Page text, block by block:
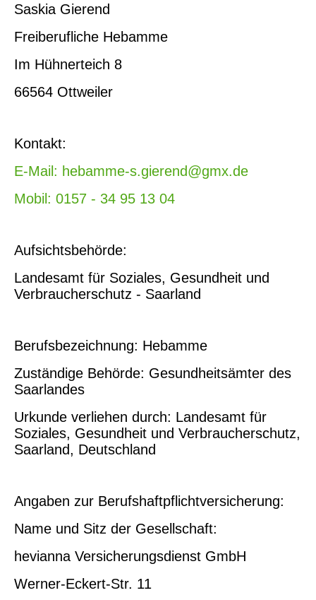
Saskia Gierend
Freiberufliche Hebamme
Im Hühnerteich 8
66564 Ottweiler
Kontakt:
E-Mail: hebamme-s.gierend@gmx.de
Mobil: 0157 - 34 95 13 04
Aufsichtsbehörde:
Landesamt für Soziales, Gesundheit und
Verbraucherschutz - Saarland
Berufsbezeichnung: Hebamme
Zuständige Behörde: Gesundheitsämter des
Saarlandes
Urkunde verliehen durch: Landesamt für
Soziales, Gesundheit und Verbraucherschutz,
Saarland, Deutschland
Angaben zur Berufshaftpflichtversicherung:
Name und Sitz der Gesellschaft:
hevianna Versicherungsdienst GmbH
Werner-Eckert-Str. 11